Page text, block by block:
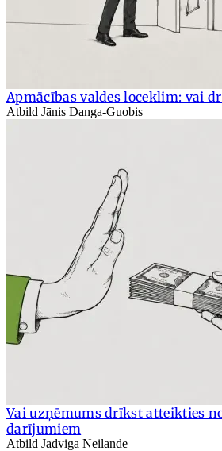
Apmācības valdes loceklim: vai
Atbild Jānis Danga-Guobis
Vai uzņēmums drīkst atteikties
darījumiem
Atbild Jadviga Neilande